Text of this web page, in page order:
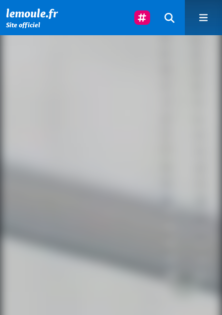
lemoule.fr
Site officiel
Suivez-Nous